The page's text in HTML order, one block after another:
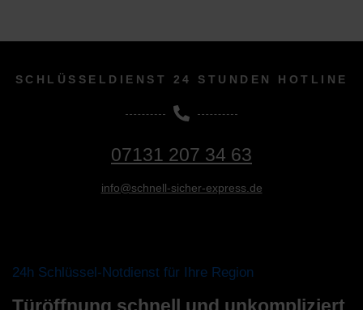
SCHLÜSSELDIENST 24 STUNDEN HOTLINE
07131 207 34 63
info@schnell-sicher-express.de
24h Schlüssel-Notdienst für Ihre Region